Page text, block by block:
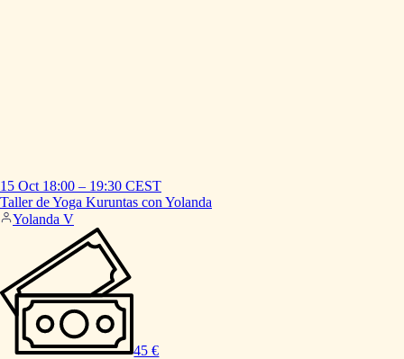
15 Oct 18:00 – 19:30 CEST
Taller deYoga Kuruntas con Yolanda
Yolanda V
45 €